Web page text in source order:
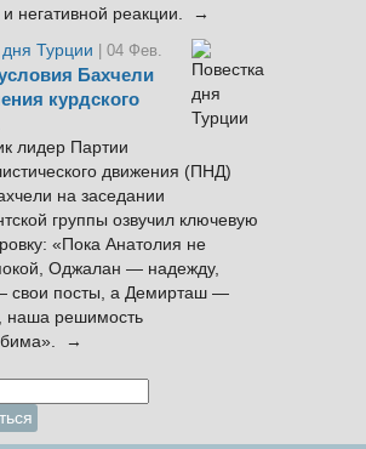
и негативной реакции. →
дня Турции
| 04 Фев.
Бахчели
курдского
лидер Партии
движения (ПНД)
на заседании
группы озвучил ключевую
«Пока Анатолия не
Оджалан — надежду,
свои посты, а Демирташ —
наша решимость
→